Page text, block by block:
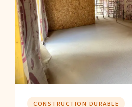
CONSTRUCTION DURABLE